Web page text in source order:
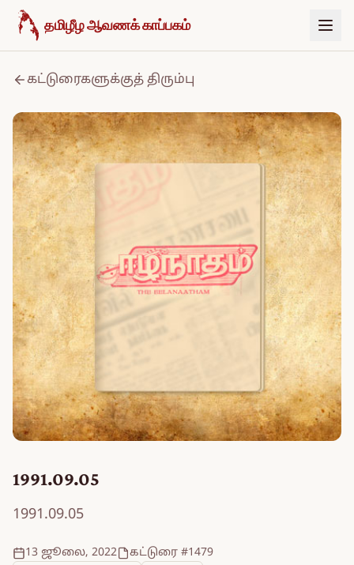
உள்ளடக்கத்திற்குச் செல்க
தமிழீழ ஆவணக் காப்பகம்
கட்டுரைகளுக்குத் திரும்பு
1991.09.05
1991.09.05
13 ஜூலை, 2022
கட்டுரை #1479